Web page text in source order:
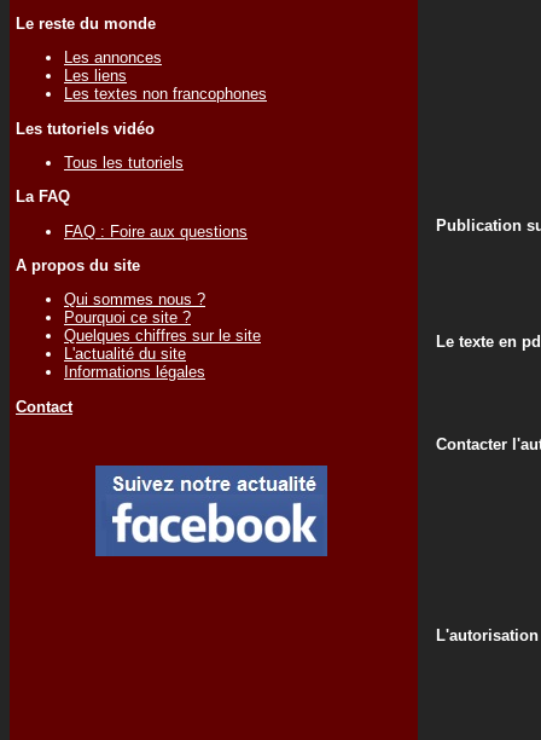
Le reste du monde
Les annonces
Les liens
Les textes non francophones
Les tutoriels vidéo
Tous les tutoriels
La FAQ
FAQ : Foire aux questions
A propos du site
Qui sommes nous ?
Pourquoi ce site ?
Quelques chiffres sur le site
L'actualité du site
Informations légales
Contact
Publication
Le texte en
Contacter
L'autorisation